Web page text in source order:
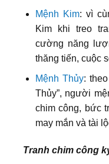
Mệnh Kim: vì
Kim khi treo
cường năng
thăng tiến, cuộc
Mệnh Thủy:
Thủy”, người
chim công, bức
may mắn và tài
Tranh chim công